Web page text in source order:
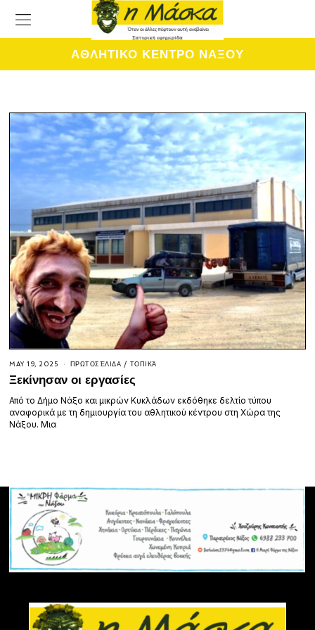
ΑΘΛΗΤΙΚΟ ΚΕΝΤΡΟ ΝΑΞΟΥ
MAY 19, 2025 ΠΡΩΤΟΣΈΛΙΔΑ / ΤΟΠΙΚΆ
Ξεκίνησαν οι εργασίες
Από το Δήμο Νάξο και μικρών Κυκλάδων εκδόθηκε δελτίο τύπου
αναφορικά με τη δημιουργία του αθλητικού κέντρου στη Χώρα της
Νάξου. Μια